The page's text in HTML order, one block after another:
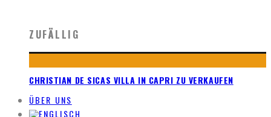
ZUFÄLLIG
CHRISTIAN DE SICAS VILLA IN CAPRI ZU VERKAUFEN
ÜBER UNS